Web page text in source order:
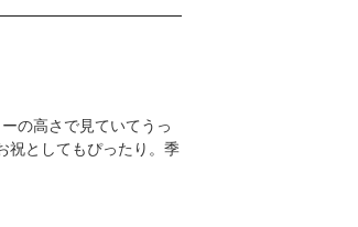
の高さで見ていてうっ
祝としてもぴったり。季